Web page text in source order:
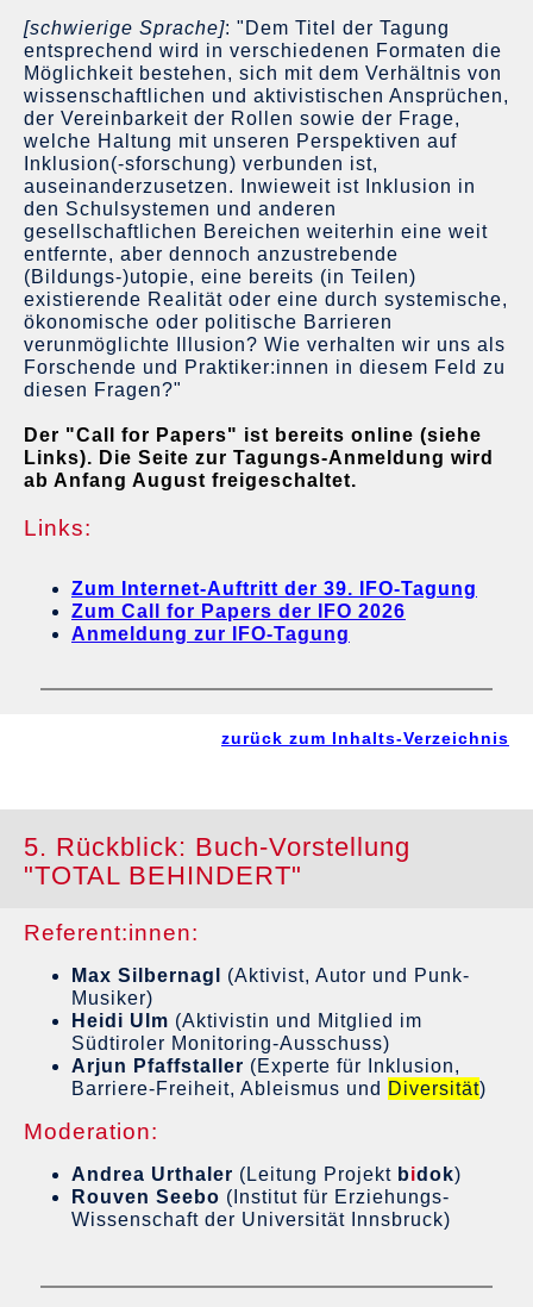
[schwierige Sprache]: "Dem Titel der Tagung
entsprechend wird in verschiedenen Formaten die
Möglichkeit bestehen, sich mit dem Verhältnis von
wissenschaftlichen und aktivistischen Ansprüchen,
der Vereinbarkeit der Rollen sowie der Frage,
welche Haltung mit unseren Perspektiven auf
Inklusion(-sforschung) verbunden ist,
auseinanderzusetzen. Inwieweit ist Inklusion in
den Schulsystemen und anderen
gesellschaftlichen Bereichen weiterhin eine weit
entfernte, aber dennoch anzustrebende
(Bildungs-)utopie, eine bereits (in Teilen)
existierende Realität oder eine durch systemische,
ökonomische oder politische Barrieren
verunmöglichte Illusion? Wie verhalten wir uns als
Forschende und Praktiker:innen in diesem Feld zu
diesen Fragen?"
Der "Call for Papers" ist bereits online (siehe
Links). Die Seite zur Tagungs-Anmeldung wird
ab Anfang August freigeschaltet.
Links:
Zum Internet-Auftritt der 39. IFO-Tagung
Zum Call for Papers der IFO 2026
Anmeldung zur IFO-Tagung
zurück zum Inhalts-Verzeichnis
5. Rückblick: Buch-Vorstellung
"TOTAL BEHINDERT"
Referent:innen:
Max Silbernagl
(Aktivist, Autor und Punk-
Musiker)
Heidi Ulm (Aktivistin und Mitglied im
Südtiroler Monitoring-Ausschuss)
Arjun Pfaffstaller (Experte für Inklusion,
Barriere-Freiheit, Ableismus und Diversität)
Moderation:
Andrea Urthaler (Leitung Projekt bidok)
Rouven Seebo (Institut für Erziehungs-
Wissenschaft der Universität Innsbruck)